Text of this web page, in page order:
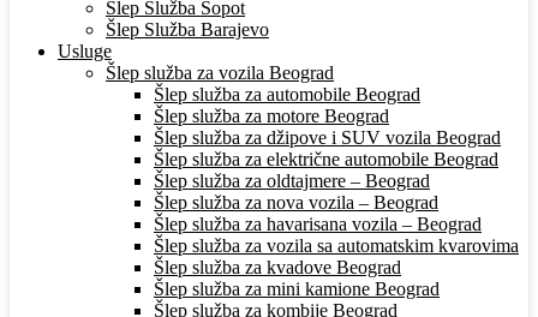
Šlep Služba Sopot
Šlep Služba Barajevo
Usluge
Šlep služba za vozila Beograd
Šlep služba za automobile Beograd
Šlep služba za motore Beograd
Šlep služba za džipove i SUV vozila Beograd
Šlep služba za električne automobile Beograd
Šlep služba za oldtajmere – Beograd
Šlep služba za nova vozila – Beograd
Šlep služba za havarisana vozila – Beograd
Šlep služba za vozila sa automatskim kvarovima
Šlep služba za kvadove Beograd
Šlep služba za mini kamione Beograd
Šlep služba za kombije Beograd